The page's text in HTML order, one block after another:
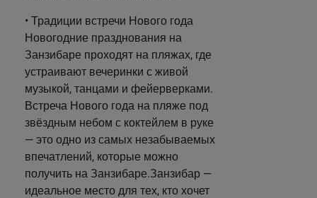
• Традиции встречи Нового года
Новогодние празднования на
Занзибаре проходят на пляжах, где
устраивают вечеринки с живой
музыкой, танцами и фейерверками.
Встреча Нового года на пляже под
звёздным небом с коктейлем в руке
— это одно из самых незабываемых
впечатлений, которые можно
получить на Занзибаре.Занзибар —
идеальное место для тех, кто хочет